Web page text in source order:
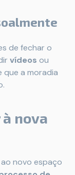
de fechar o
vídeos ou
a moradia
nova
novo espaço